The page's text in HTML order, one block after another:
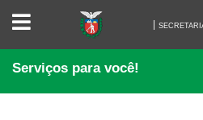
SECRETARIA
FAZENDA
Serviços para você!